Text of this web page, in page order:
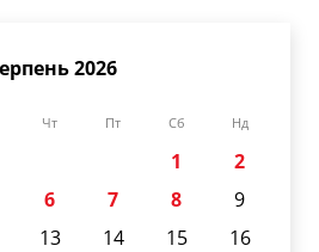
2026
Чт Пт Сб Нд
1
2
6 7 8
9
13 14 15
16